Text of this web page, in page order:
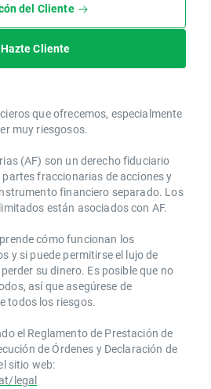
del Cliente
Hazte Cliente
que ofrecemos, especialmente
muy riesgosos.
(AF) son un derecho fiduciario
fraccionarias de acciones y
financiero separado. Los
están asociados con AF.
cómo funcionan los
y si puede permitirse el lujo de
su dinero. Es posible que no
así que asegúrese de
todos los riesgos.
el Reglamento de Prestación de
de Órdenes y Declaración de
sitio web:
legal